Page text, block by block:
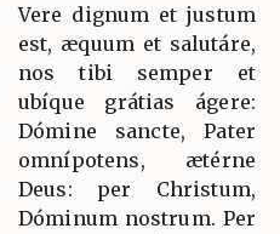
Vere dignum et justum
est, æquum et salutáre,
nos tibi semper et
ubíque grátias ágere:
Dómine sancte, Pater
omnípotens, ætérne
Deus: per Christum,
Dóminum nostrum. Per